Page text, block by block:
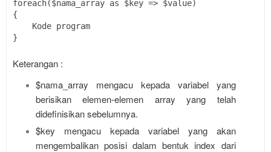
foreach($nama_array as $key => $value)
{
Kode program
}
Keterangan :
$nama_array mengacu kepada variabel yang
berisikan elemen-elemen array yang telah
didefinisikan sebelumnya.
$key mengacu kepada variabel yang akan
mengembalikan posisi dalam bentuk index dari